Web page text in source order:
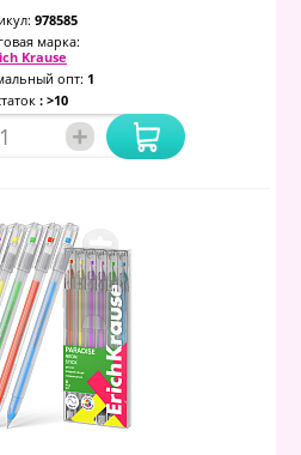
978585
марка:
Krause
опт: 1
: >10
+